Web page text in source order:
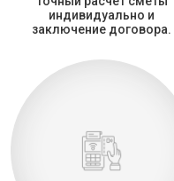
индивидуально и
заключение договора.